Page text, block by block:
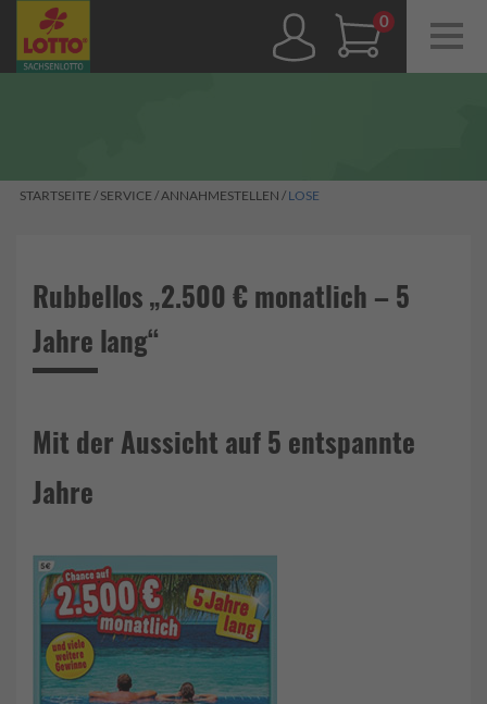
0,00 €
STARTSEITE / SERVICE /ANNAHMESTELLEN / LOSE
Rubbellos „2.500 € monatlich – 5
Jahre lang“
Mit der Aussicht auf 5 entspannte
Jahre